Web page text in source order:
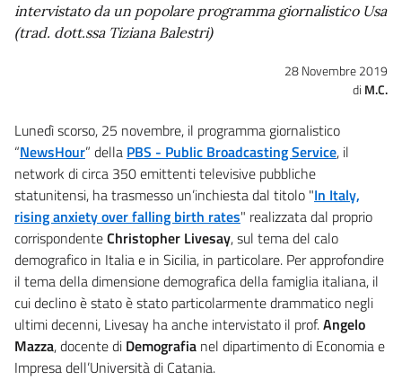
intervistato da un popolare programma giornalistico Usa
(trad. dott.ssa Tiziana Balestri)
28 Novembre 2019
M.C.
Lunedì scorso, 25 novembre, il programma giornalistico
“NewsHour” della PBS - Public Broadcasting Service, il
network di circa 350 emittenti televisive pubbliche
statunitensi, ha trasmesso un’inchiesta dal titolo "In Italy,
rising anxiety over falling birth rates" realizzata dal proprio
corrispondenteChristopher Livesay, sul tema del calo
demografico in Italia e in Sicilia, in particolare. Per approfondire
il tema della dimensione demografica della famiglia italiana, il
cui declino è stato è stato particolarmente drammatico negli
ultimi decenni, Livesay ha anche intervistato il prof.Angelo
Mazza, docente di Demografia nel dipartimento di Economia e
Impresa dell’Università di Catania.